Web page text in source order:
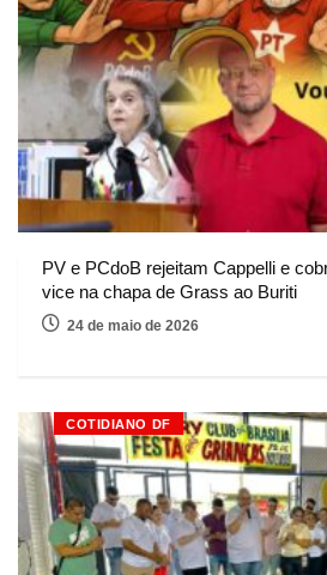
PV e PCdoB rejeitam Cappelli e
vice na chapa de Grass ao Buriti
24 de maio de 2026
COTIDIANO DF